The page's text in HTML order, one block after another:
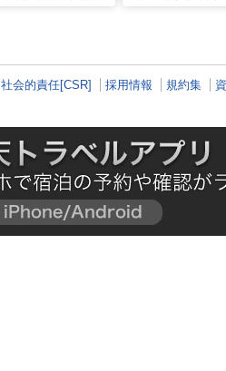
社会的責任[CSR] 採用情報 規約集